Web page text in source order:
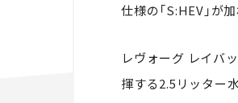
仕様の「S:HEV」が加
レヴォーグ レイバ
揮する2.5リッター